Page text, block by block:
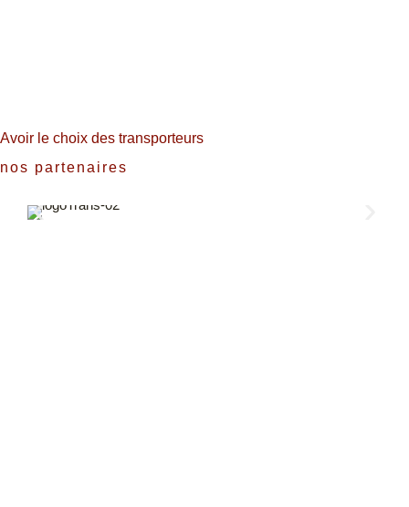
Avoir le choix des transporteurs
nos partenaires